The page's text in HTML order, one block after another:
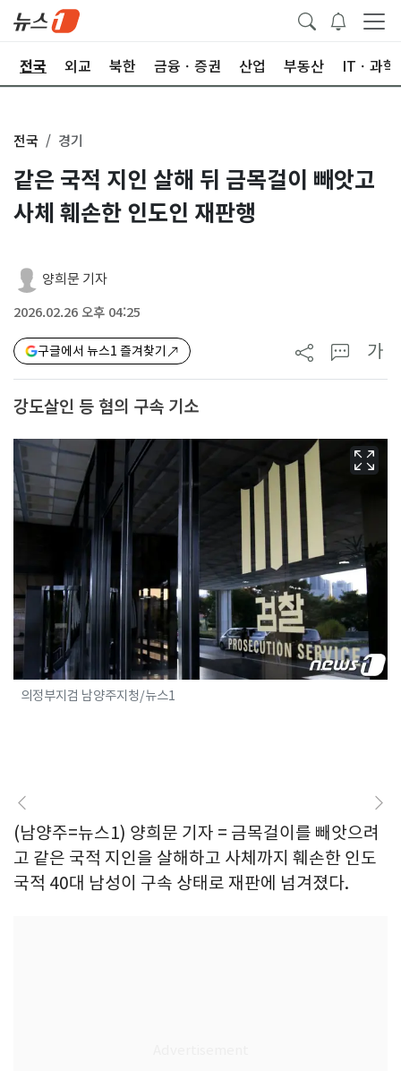
전국 외교 북한 금융ㆍ증권 산업 부동산 ITㆍ과학
전국 경기
같은 국적 지인 살해 뒤 금목걸이 빼앗고
사체 훼손한 인도인 재판행
양희문 기자
2026.02.26 오후 04:25
구글에서 뉴스1 즐겨찾기 가
강도살인 등 혐의 구속 기소
의정부지검 남양주지청/뉴스1
(남양주=뉴스1) 양희문 기자 = 금목걸이를 빼앗으려
고 같은 국적 지인을 살해하고 사체까지 훼손한 인도
국적 40대 남성이 구속 상태로 재판에 넘겨졌다.